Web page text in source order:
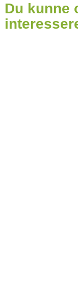
Du kunne